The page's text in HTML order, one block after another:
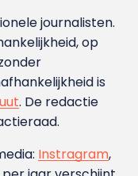
journalisten.
op
is
. De redactie
Instragram,